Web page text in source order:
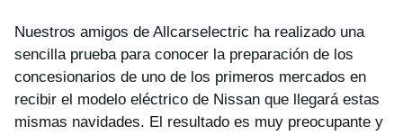
Nuestros amigos de Allcarselectric ha realizado una
sencilla prueba para conocer la preparación de los
concesionarios de uno de los primeros mercados en
recibir el modelo eléctrico de Nissan que llegará estas
mismas navidades. El resultado es muy preocupante y